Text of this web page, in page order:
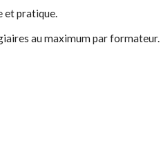
et pratique.
au maximum par formateur.